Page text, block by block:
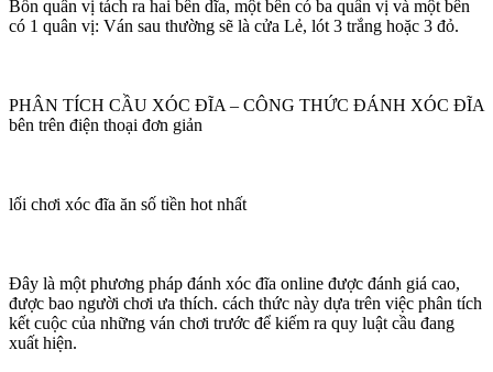
Bốn quân vị tách ra hai bên dĩa, một bên có ba quân vị và một bên
có 1 quân vị: Ván sau thường sẽ là cửa Lẻ, lót 3 trắng hoặc 3 đỏ.
PHÂN TÍCH CẦU XÓC ĐĨA – CÔNG THỨC ĐÁNH XÓC ĐĨA
bên trên điện thoại đơn giản
lối chơi xóc đĩa ăn số tiền hot nhất
Đây là một phương pháp đánh xóc đĩa online được đánh giá cao,
được bao người chơi ưa thích. cách thức này dựa trên việc phân tích
kết cuộc của những ván chơi trước để kiếm ra quy luật cầu đang
xuất hiện.